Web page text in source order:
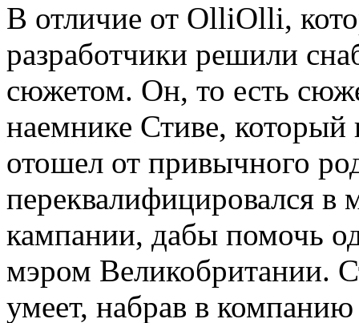
В отличие от OlliOlli,
разработчики решили
сюжетом. Он, то есть
наемнике Стиве, который
отошел от привычного
переквалифицировался в
кампании, дабы помочь
мэром Великобритании.
умеет, набрав в